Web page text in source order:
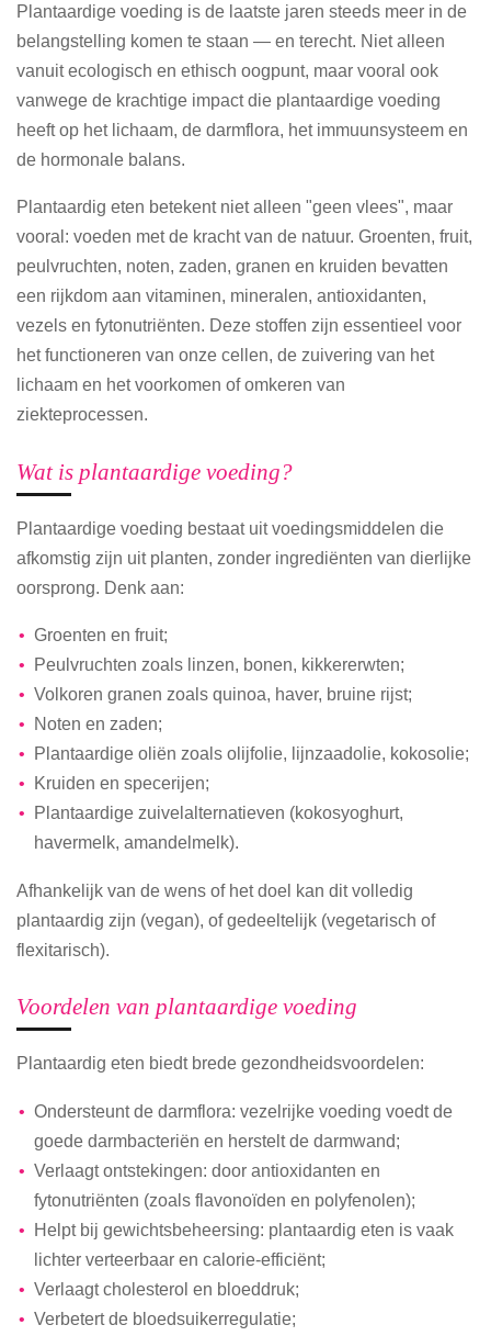
Plantaardige voeding is de laatste jaren steeds meer in de
belangstelling komen te staan — en terecht. Niet alleen
vanuit ecologisch en ethisch oogpunt, maar vooral ook
vanwege de krachtige impact die plantaardige voeding
heeft op het lichaam, de darmflora, het immuunsysteem en
de hormonale balans.
Plantaardig eten betekent niet alleen "geen vlees", maar
vooral: voeden met de kracht van de natuur. Groenten, fruit,
peulvruchten, noten, zaden, granen en kruiden bevatten
een rijkdom aan vitaminen, mineralen, antioxidanten,
vezels en fytonutriënten. Deze stoffen zijn essentieel voor
het functioneren van onze cellen, de zuivering van het
lichaam en het voorkomen of omkeren van
ziekteprocessen.
Wat is plantaardige voeding?
Plantaardige voeding bestaat uit voedingsmiddelen die
afkomstig zijn uit planten, zonder ingrediënten van dierlijke
oorsprong. Denk aan:
Groenten en fruit;
Peulvruchten zoals linzen, bonen, kikkererwten;
Volkoren granen zoals quinoa, haver, bruine rijst;
Noten en zaden;
Plantaardige oliën zoals olijfolie, lijnzaadolie, kokosolie;
Kruiden en specerijen;
Plantaardige zuivelalternatieven (kokosyoghurt,
havermelk, amandelmelk).
Afhankelijk van de wens of het doel kan dit volledig
plantaardig zijn (vegan), of gedeeltelijk (vegetarisch of
flexitarisch).
Voordelen van plantaardige voeding
Plantaardig eten biedt brede gezondheidsvoordelen:
Ondersteunt de darmflora: vezelrijke voeding voedt de
goede darmbacteriën en herstelt de darmwand;
Verlaagt ontstekingen: door antioxidanten en
fytonutriënten (zoals flavonoïden en polyfenolen);
Helpt bij gewichtsbeheersing: plantaardig eten is vaak
lichter verteerbaar en calorie-efficiënt;
Verlaagt cholesterol en bloeddruk;
Verbetert de bloedsuikerregulatie;